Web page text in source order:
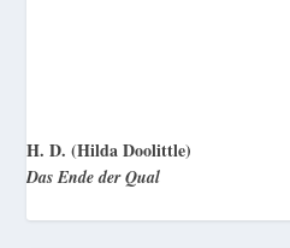
H. D. (Hilda Doolittle)
Das Ende der Qual